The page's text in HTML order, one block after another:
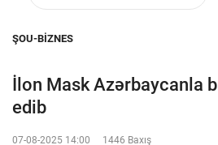
ŞOU-BIZNES
İlon Mask Azərbaycanla
edib
07-08-2025 14:00 1446 Baxış